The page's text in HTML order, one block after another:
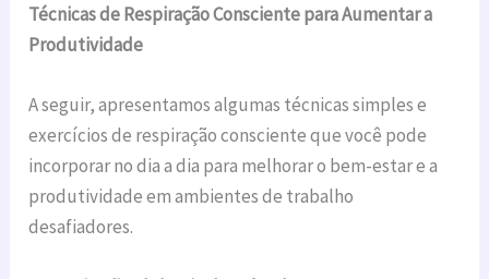
Técnicas de Respiração Consciente para Aumentar a
Produtividade
A seguir, apresentamos algumas técnicas simples e
exercícios de respiração consciente que você pode
incorporar no dia a dia para melhorar o bem-estar e a
produtividade em ambientes de trabalho
desafiadores.